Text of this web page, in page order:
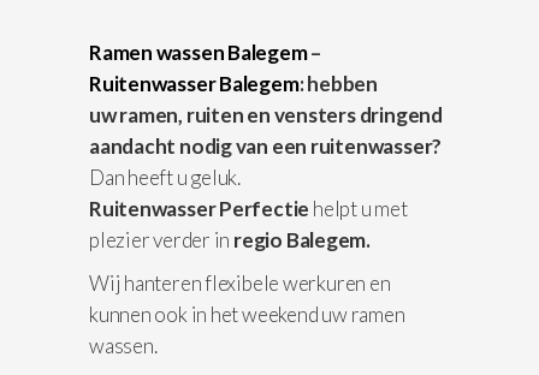
Ramen wassen Balegem–
Ruitenwasser Balegem: hebben
uw ramen, ruiten en vensters dringend
aandacht nodig van een ruitenwasser?
Dan heeft u geluk.
Ruitenwasser Perfectie helpt u met
plezier verder in regio Balegem.
Wij hanteren flexibele werkuren en
kunnen ook in het weekend uw ramen
wassen.